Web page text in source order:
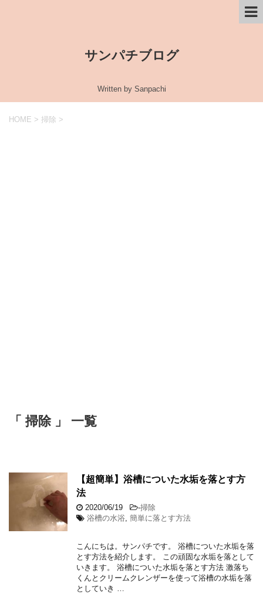
サンパチブログ
Written by Sanpachi
HOME > 掃除 >
「 掃除 」 一覧
【超簡単】浴槽についた水垢を落とす方
法
2020/06/19 -掃除
浴槽の水浴, 簡単に落とす方法
こんにちは。サンパチです。 浴槽についた水垢を落
とす方法を紹介します。 この頑固な水垢を落として
いきます。 浴槽についた水垢を落とす方法 激落ち
くんとクリームクレンザーを使って浴槽の水垢を落
としていき …